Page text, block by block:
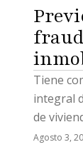
Tiene
integral
de
Agosto 3,